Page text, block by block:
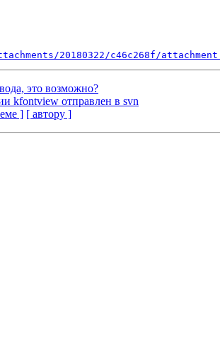
20180322/c46c268f/
это возможно?
kfontview отправлен в svn
] [ автору ]